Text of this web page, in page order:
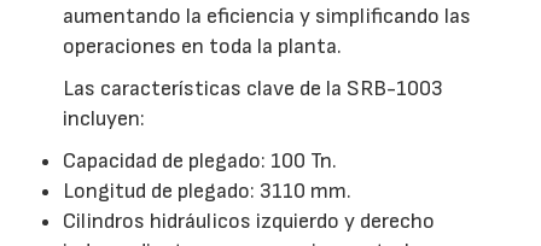
aumentando la eficiencia y simplificando las
operaciones en toda la planta.
Las características clave de la SRB-1003
incluyen:
Capacidad de plegado: 100 Tn.
Longitud de plegado: 3110 mm.
Cilindros hidráulicos izquierdo y derecho